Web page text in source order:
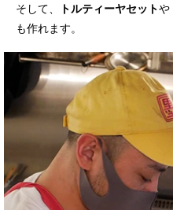
そして、
トルティーヤセットや
も作れます。